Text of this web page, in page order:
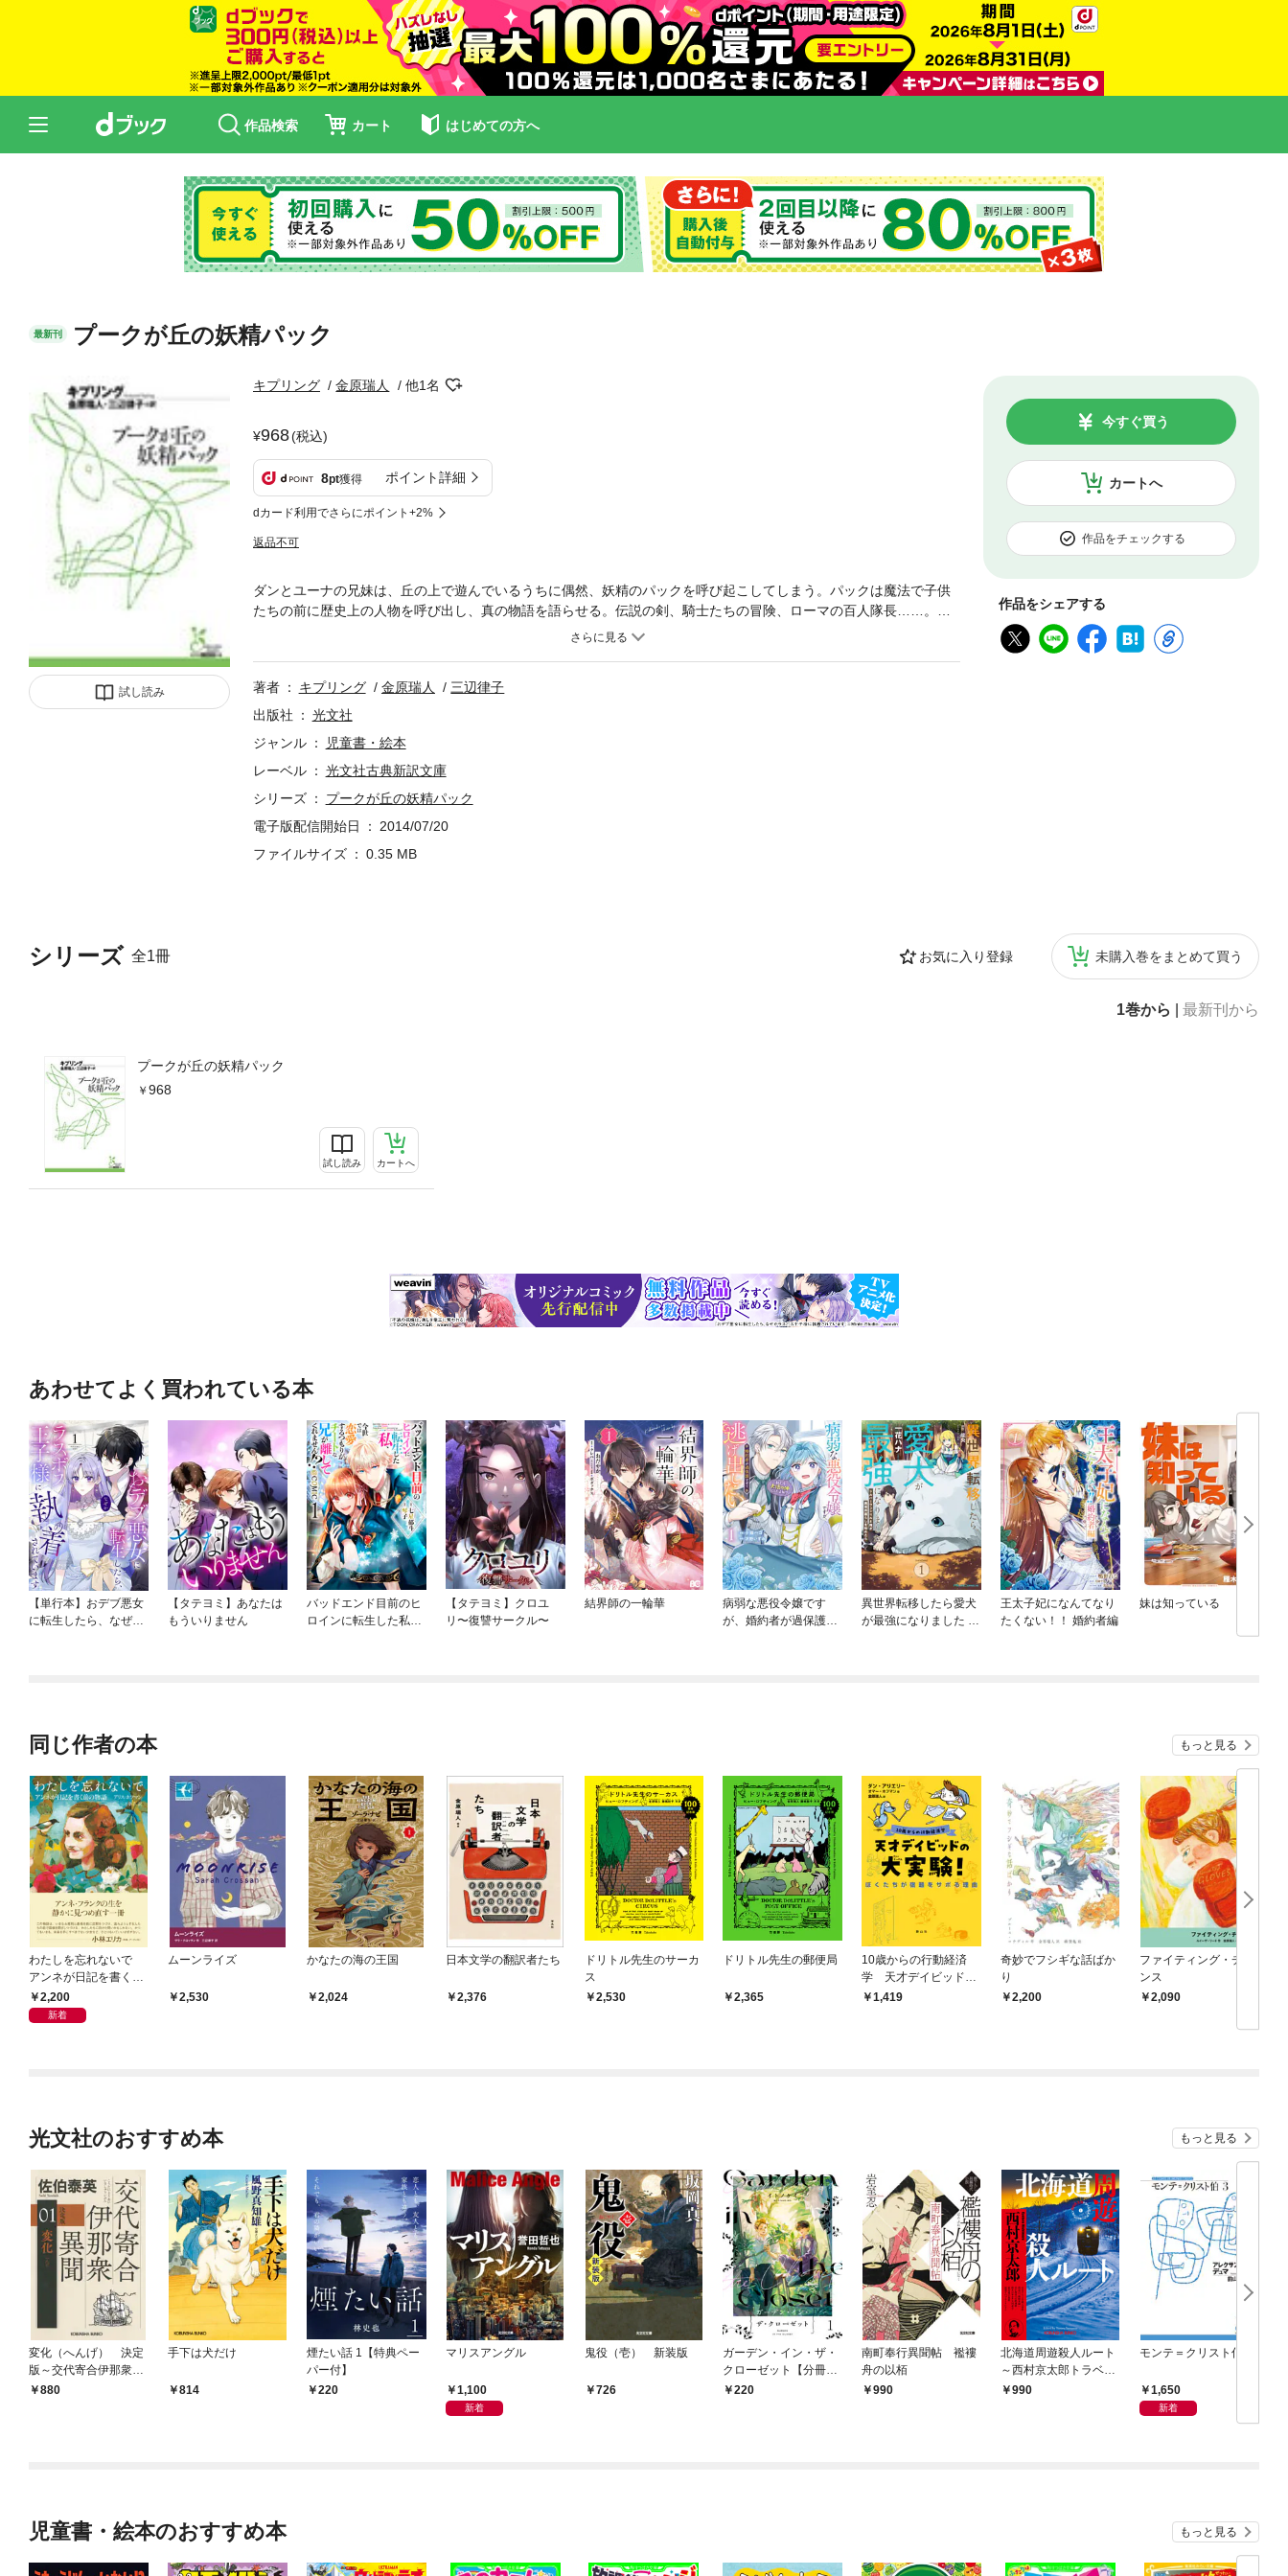
作品検索 カート はじめての方へ
最新刊 プークが丘の妖精パック
試し読み
キプリング 金原瑞人 他1名
968(税込)
8pt獲得 ポイント詳細
dカード利用でさらにポイント+2%
返品不可
カートへ
今すぐ買う
作品をチェックする
作品をシェアする
シリーズ 全1冊 お気に入り登録 未購入巻をまとめて買う
1巻から 最新刊から
プークが丘の妖精パック
968
試し読み カートへ
ダンとユーナの兄妹は、丘の上で遊んでいるうちに偶然、妖精のパックを呼び起こしてしまう。パックは魔法で子供
たちの前に歴史上の人物を呼び出し、真の物語を語らせる。伝説の剣、騎士たちの冒険、ローマの百人隊長……。兄
妹は知らず知らず古き歴史の深遠に触れるのだった。ノーベル賞作家キプリングが、イギリスの歴史の情景を生き生
著者 キプリング 金原瑞人
三辺律子
出版社
光文社
ジャンル
児童書・絵本
レーベル
光文社古典新訳文庫
シリーズ
プークが丘の妖精パック
電子版配信開始日
2014/07/20
ファイルサイズ
0.35 MB
あわせてよく買われている本
【単行本】おデブ悪女
に転生したら、なぜか
【タテヨミ】あなたは
もういりません
バッドエンド目前のヒ
ロインに転生した私、
【タテヨミ】クロユ
リ〜復讐サークル〜
結界師の一輪華
病弱な悪役令嬢です
が、婚約者が過保護す
異世界転移したら愛犬
が最強になりました ～
王太子妃になんてなり
たくない！！ 婚約者編
妹は知っている
同じ作者の本 もっと見る
わたしを忘れないで
アンネが日記を書く前
の物語
2,200
新着
ムーンライズ
2,530
かなたの海の王国
2,024
日本文学の翻訳者たち
2,376
ドリトル先生のサーカ
ス
2,530
ドリトル先生の郵便局
2,365
10歳からの行動経済
学 天才デイビッドの
大実験！ぼくたちが宿
1,419
奇妙でフシギな話ばか
り
2,200
ファイティング・チャ
ンス
2,090
光文社のおすすめ本 もっと見る
変化（へんげ） 決定
版～交代寄合伊那衆異
聞（1）～
880
手下は犬だけ
814
煙たい話 1【特典ペー
パー付】
220
マリスアングル
1,100
新着
鬼役（壱） 新装版
726
ガーデン・イン・ザ・
クローゼット【分冊
版】1
220
南町奉行異聞帖 襤褸
舟の以栢
990
北海道周遊殺人ルート
～西村京太郎トラベル
ミステリー・セレクシ
990
モンテ＝クリスト伯3
1,650
新着
児童書・絵本のおすすめ本 もっと見る